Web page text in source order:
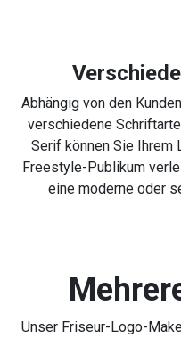
Abhängig von den
verschiedene
Serif können Sie Ihrem
Freestyle-Publikum
eine moderne oder
Unser Friseur-Logo-